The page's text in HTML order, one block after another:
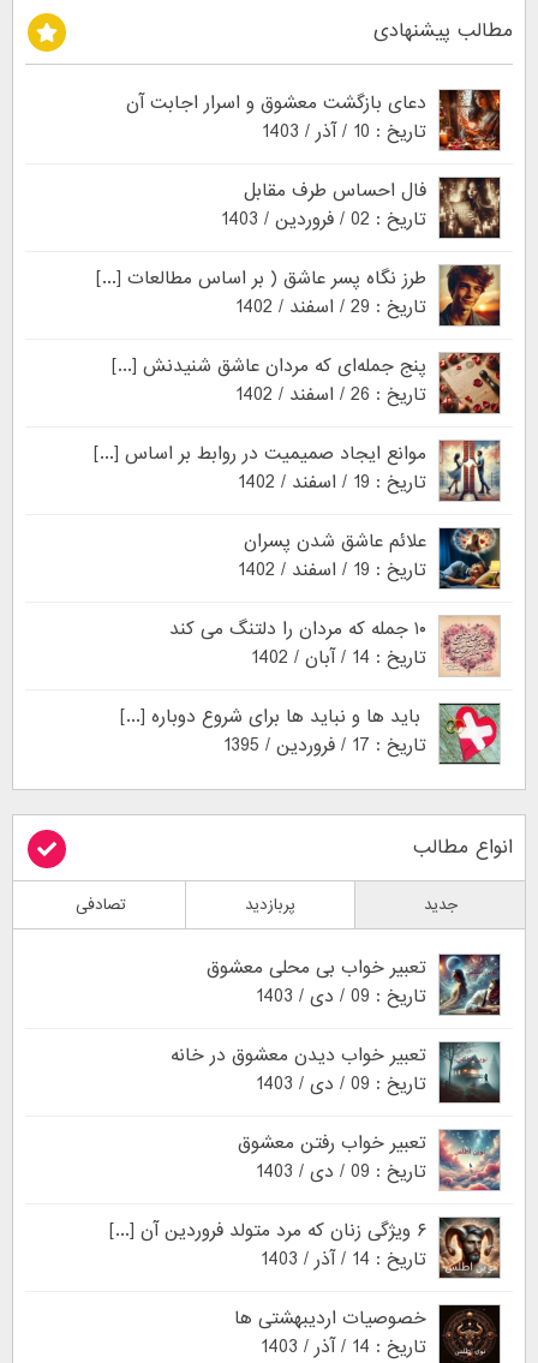
مطالب پیشنهادی
دعای بازگشت معشوق و اسرار اجابت آن
تاریخ : 10 / آذر / 1403
فال احساس طرف مقابل
تاریخ : 02 / فروردین / 1403
طرز نگاه پسر عاشق ( بر اساس مطالعات [...]
تاریخ : 29 / اسفند / 1402
پنج جمله‌ای که مردان عاشق شنیدنش [...]
تاریخ : 26 / اسفند / 1402
موانع ایجاد صمیمیت در روابط بر اساس [...]
تاریخ : 19 / اسفند / 1402
علائم عاشق شدن پسران
تاریخ : 19 / اسفند / 1402
۱۰ جمله که مردان را دلتنگ می کند
تاریخ : 14 / آبان / 1402
باید ها و نباید ها برای شروع دوباره [...]
تاریخ : 17 / فروردین / 1395
انواع مطالب
جدید پربازدید تصادفی
تعبیر خواب بی محلی معشوق
تاریخ : 09 / دی / 1403
تعبیر خواب دیدن معشوق در خانه
تاریخ : 09 / دی / 1403
تعبیر خواب رفتن معشوق
تاریخ : 09 / دی / 1403
۶ ویژگی زنان که مرد متولد فروردین آن [...]
تاریخ : 14 / آذر / 1403
خصوصیات اردیبهشتی ها
تاریخ : 14 / آذر / 1403